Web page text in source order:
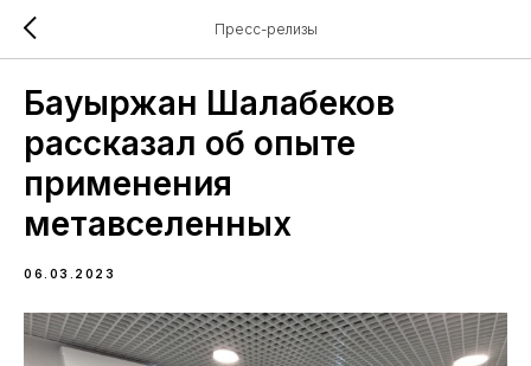
Пресс-релизы
Бауыржан Шалабеков
рассказал об опыте
применения
метавселенных
06.03.2023